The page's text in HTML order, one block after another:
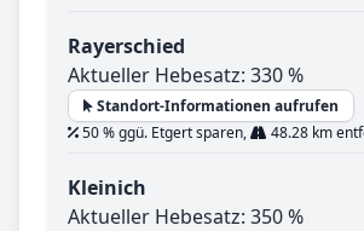
Rayerschied
Aktueller Hebesatz: 330 %
Standort-Informationen aufrufen
50 % ggü. Etgert sparen,
48.28 km
Kleinich
Aktueller Hebesatz: 350 %